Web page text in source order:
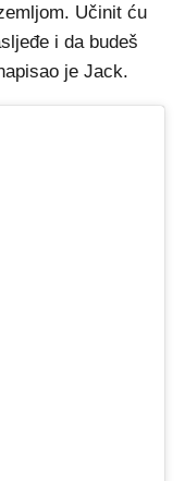
Učinit ću
i da budeš
je Jack.